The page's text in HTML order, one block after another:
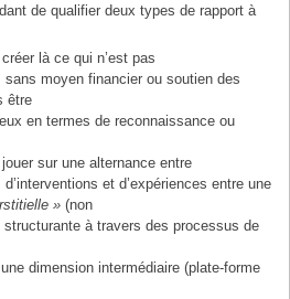
de qualifier deux types de rapport à
là ce qui n’est pas
sans moyen financier ou soutien des
être
en termes de reconnaissance ou
sur une alternance entre
et d’expériences entre une
»(non
à travers des processus de
dimension intermédiaire (plate-forme